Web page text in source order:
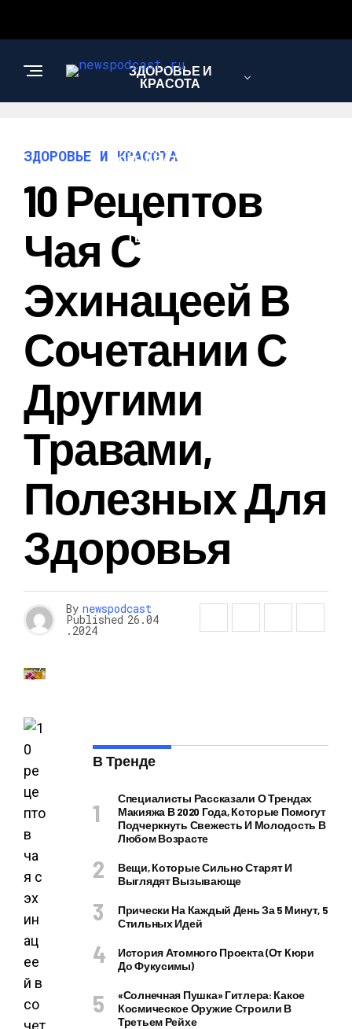
ЗДОРОВЬЕ И
КРАСОТА
ИНТЕРЕСНОЕ И
ПОЗНАВАТЕЛЬНОЕ
ТЕХНОЛОГИИ
ЗДОРОВЬЕ И КРАСОТА
10 Рецептов
Чая С
Эхинацеей В
Сочетании С
Другими
Травами,
Полезных Для
Здоровья
By newspodcast
Published 26.04
.2024
В Тренде
Специалисты Рассказали О Трендах
Макияжа В 2020 Года, Которые Помогут
Подчеркнуть Свежесть И Молодость В
Любом Возрасте
Вещи, Которые Сильно Старят И
Выглядят Вызывающе
Прически На Каждый День За 5 Минут, 5
Стильных Идей
История Атомного Проекта (от Кюри
До Фукусимы)
«Солнечная Пушка» Гитлера: Какое
Космическое Оружие Строили В
Третьем Рейхе